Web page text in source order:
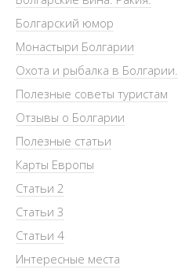
Болгарский юмор
Монастыри Болгарии
Охота и рыбалка в Болгарии.
Полезные советы туристам
Отзывы о Болгарии
Полезные статьи
Карты Европы
Статьи 2
Статьи 3
Статьи 4
Интересные места